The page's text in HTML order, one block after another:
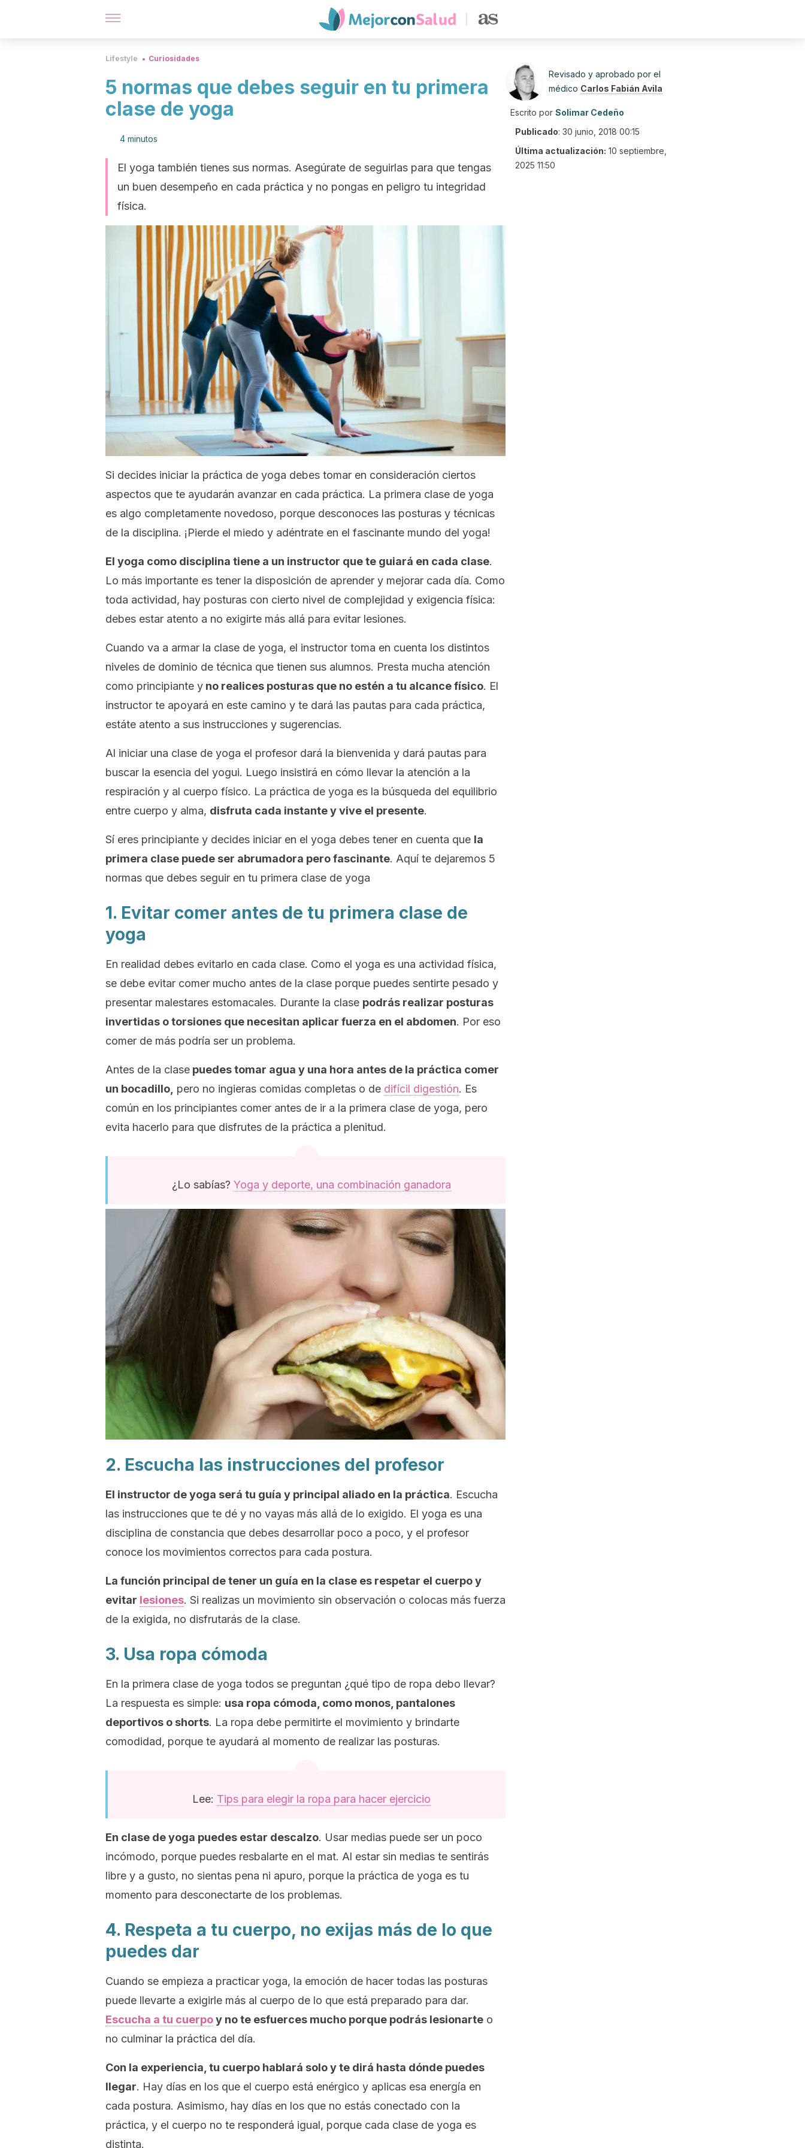
Lifestyle Curiosidades
5 normas que debes seguir en tu primera
clase de yoga
4 minutos
El yoga también tienes sus normas. Asegúrate de seguirlas para que tengas
un buen desempeño en cada práctica y no pongas en peligro tu integridad
física.
Si decides iniciar la práctica de yoga debes tomar en consideración ciertos
aspectos que te ayudarán avanzar en cada práctica. La primera clase de yoga
es algo completamente novedoso, porque desconoces las posturas y técnicas
de la disciplina. ¡Pierde el miedo y adéntrate en el fascinante mundo del yoga!
El yoga como disciplina tiene a un instructor que te guiará en cada clase.
Lo más importante es tener la disposición de aprender y mejorar cada día. Como
toda actividad, hay posturas con cierto nivel de complejidad y exigencia física:
debes estar atento a no exigirte más allá para evitar lesiones.
Cuando va a armar la clase de yoga, el instructor toma en cuenta los distintos
niveles de dominio de técnica que tienen sus alumnos. Presta mucha atención
como principiante y no realices posturas que no estén a tu alcance físico. El
instructor te apoyará en este camino y te dará las pautas para cada práctica,
estáte atento a sus instrucciones y sugerencias.
Al iniciar una clase de yoga el profesor dará la bienvenida y dará pautas para
buscar la esencia del yogui. Luego insistirá en cómo llevar la atención a la
respiración y al cuerpo físico. La práctica de yoga es la búsqueda del equilibrio
entre cuerpo y alma, disfruta cada instante y vive el presente.
Sí eres principiante y decides iniciar en el yoga debes tener en cuenta que la
primera clase puede ser abrumadora pero fascinante. Aquí te dejaremos 5
normas que debes seguir en tu primera clase de yoga
1. Evitar comer antes de tu primera clase de
yoga
En realidad debes evitarlo en cada clase. Como el yoga es una actividad física,
se debe evitar comer mucho antes de la clase porque puedes sentirte pesado y
presentar malestares estomacales. Durante la clase podrás realizar posturas
invertidas o torsiones que necesitan aplicar fuerza en el abdomen. Por eso
comer de más podría ser un problema.
Antes de la clase puedes tomar agua y una hora antes de la práctica comer
un bocadillo, pero no ingieras comidas completas o de difícil digestión. Es
común en los principiantes comer antes de ir a la primera clase de yoga, pero
evita hacerlo para que disfrutes de la práctica a plenitud.
¿Lo sabías? Yoga y deporte, una combinación ganadora
2. Escucha las instrucciones del profesor
El instructor de yoga será tu guía y principal aliado en la práctica. Escucha
las instrucciones que te dé y no vayas más allá de lo exigido. El yoga es una
disciplina de constancia que debes desarrollar poco a poco, y el profesor
conoce los movimientos correctos para cada postura.
La función principal de tener un guía en la clase es respetar el cuerpo y
evitar lesiones. Si realizas un movimiento sin observación o colocas más fuerza
de la exigida, no disfrutarás de la clase.
3. Usa ropa cómoda
En la primera clase de yoga todos se preguntan ¿qué tipo de ropa debo llevar?
La respuesta es simple: usa ropa cómoda, como monos, pantalones
deportivos o shorts. La ropa debe permitirte el movimiento y brindarte
comodidad, porque te ayudará al momento de realizar las posturas.
Lee: Tips para elegir la ropa para hacer ejercicio
En clase de yoga puedes estar descalzo. Usar medias puede ser un poco
incómodo, porque puedes resbalarte en el mat. Al estar sin medias te sentirás
libre y a gusto, no sientas pena ni apuro, porque la práctica de yoga es tu
momento para desconectarte de los problemas.
4. Respeta a tu cuerpo, no exijas más de lo que
puedes dar
Cuando se empieza a practicar yoga, la emoción de hacer todas las posturas
puede llevarte a exigirle más al cuerpo de lo que está preparado para dar.
Escucha a tu cuerpoy no te esfuerces mucho porque podrás lesionarte o
no culminar la práctica del día.
Con la experiencia, tu cuerpo hablará solo y te dirá hasta dónde puedes
llegar. Hay días en los que el cuerpo está enérgico y aplicas esa energía en
cada postura. Asimismo, hay días en los que no estás conectado con la
práctica, y el cuerpo no te responderá igual, porque cada clase de yoga es
distinta.
Revisado y aprobado por el
médico Carlos Fabián Avila
Escrito por Solimar Cedeño
Publicado: 30 junio, 2018 00:15
Última actualización: 10 septiembre,
2025 11:50